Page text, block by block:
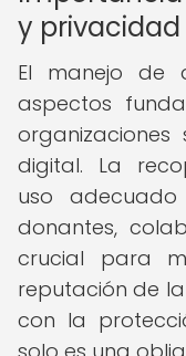
y privacidad
El manejo de
aspectos
digital. La
uso
donantes,
crucial para
reputación de
con la